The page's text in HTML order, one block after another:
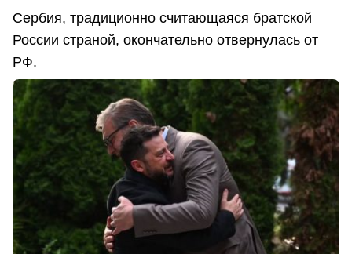
Сербия, традиционно считающаяся братской
России страной, окончательно отвернулась от
РФ.